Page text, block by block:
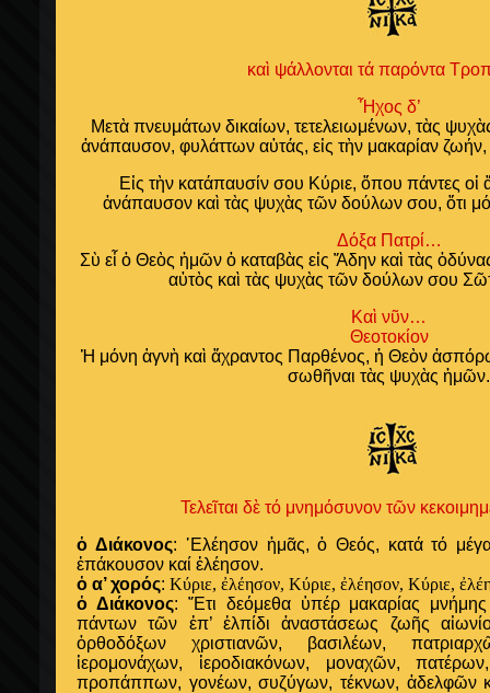
καὶ ψάλλονται τά παρόντα
Ἦχος δ’
Μετὰ πνευμάτων δικαίων, τετελειωμένων, τὰς
ἀνάπαυσον, φυλάττων αὐτάς, εἰς τὴν μακαρίαν
Εἰς τὴν κατάπαυσίν σου Κύριε, ὅπου πάντες οἱ
ἀνάπαυσον καὶ τὰς ψυχὰς τῶν δούλων σου, ὅτι
Δόξα Πατρί…
Σὺ εἶ ὁ Θεὸς ἡμῶν ὁ καταβὰς εἰς Ἅδην καὶ τὰς
αὐτὸς καὶ τὰς ψυχὰς τῶν δούλων σου
Καὶ νῦν…
Θεοτοκίον
Ἡ μόνη ἁγνὴ καὶ ἄχραντος Παρθένος, ἡ Θεὸν
σωθῆναι τὰς ψυχὰς ἡμῶν.
Τελεῖται δὲ τό μνημόσυνον τῶν
ὁ Διάκονος: ᾽Ελέησον ἡμᾶς, ὁ Θεός, κατά τό
ἐπάκουσον καί ἐλέησον.
ὁ α’ χορός: Κύριε, ἐλέησον, Κύριε, ἐλέησον, Κύριε,
ὁ Διάκονος: ῎Ετι δεόμεθα ὑπέρ μακαρίας
πάντων τῶν ἐπ’ ἐλπίδι ἀναστάσεως ζωῆς
ὀρθοδόξων χριστιανῶν, βασιλέων,
ἱερομονάχων, ἱεροδιακόνων, μοναχῶν,
προπάππων, γονέων, συζύγων, τέκνων, ἀδελφῶν